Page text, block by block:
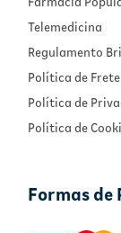
Telemedicina
Regulamento
Política de Frete
Política de
Política de
Formas de